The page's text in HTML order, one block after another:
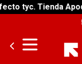
tyc. Tienda